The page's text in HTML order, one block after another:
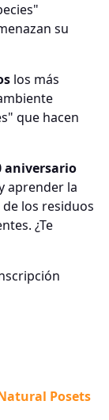
su
los más
que hacen
aniversario
aprender la
los residuos
¿Te
Posets